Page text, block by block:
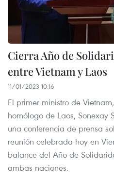
Cierra Año de
entre Vietnam y Laos
11/01/2023 10:16
El primer ministro de
homólogo de Laos, Sonexay
una conferencia de prensa
reunión celebrada hoy en
balance del Año de
ambas naciones.